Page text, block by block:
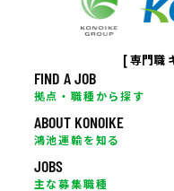
[ 専門職
FIND A JOB
拠点・職種から探す
ABOUT KONOIKE
鴻池運輸を知る
JOBS
主な募集職種